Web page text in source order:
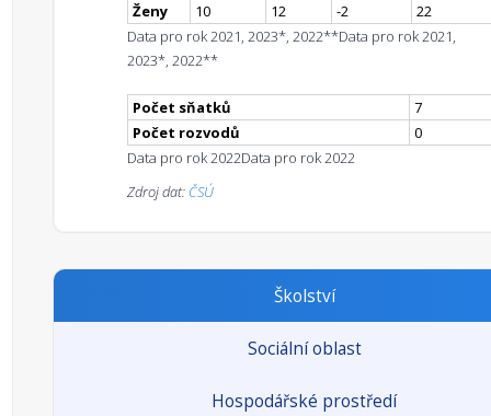
Ženy
10 12 -2
22
Data pro rok 2021, 2023*, 2022**Data pro rok 2021,
2023*, 2022**
Počet sňatků
7
Počet rozvodů
0
Data pro rok 2022Data pro rok 2022
Zdroj dat: ČSÚ
Školství
Sociální oblast
Hospodářské prostředí